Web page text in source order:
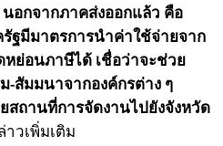
อกจากภาคส่งออกแล้ว คือ
ฐมีมาตรการนำค่าใช้จ่ายจาก
ย่อนภาษีได้ เชื่อว่าจะช่วย
-สัมมนาจากองค์กรต่าง ๆ
สถานที่การจัดงานไปยังจังหวัด
าวเพิ่มเติม